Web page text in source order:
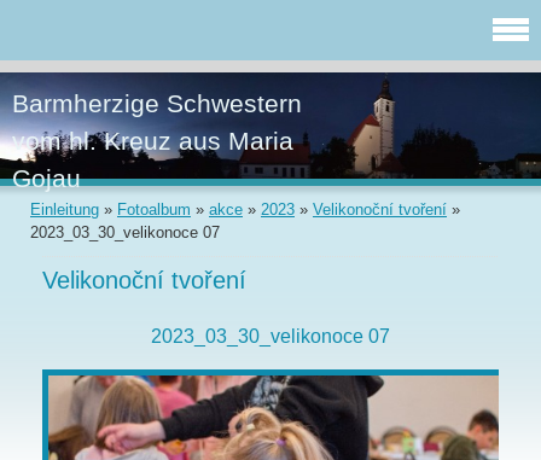
Barmherzige Schwestern
vom hl. Kreuz aus Maria
Gojau
Einleitung » Fotoalbum » akce » 2023 » Velikonoční tvoření »
2023_03_30_velikonoce 07
Velikonoční tvoření
2023_03_30_velikonoce 07